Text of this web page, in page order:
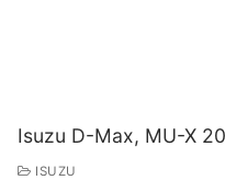
Isuzu D-Max, MU-X
ISUZU